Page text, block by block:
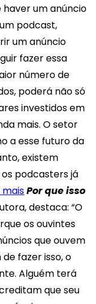
haver um anúncio
podcast,
um anúncio
fazer essa
número de
poderá não só
investidos em
mais. O setor
a esse futuro da
existem
podcasters já
maisPor que isso
destaca: “O
os ouvintes
que ouvem
fazer isso, o
Alguém terá
que seu